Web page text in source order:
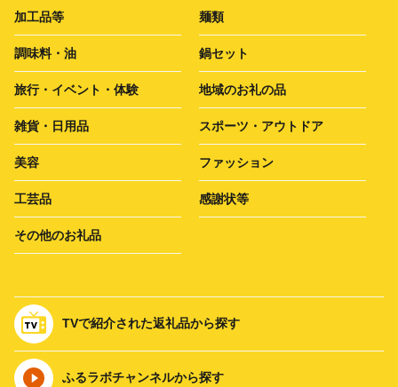
加工品等 麺類
調味料・油 鍋セット
旅行・イベント・体験 地域のお礼の品
雑貨・日用品 スポーツ・アウトドア
美容 ファッション
工芸品 感謝状等
その他のお礼品
TVで紹介された返礼品から探す
ふるラボチャンネルから探す